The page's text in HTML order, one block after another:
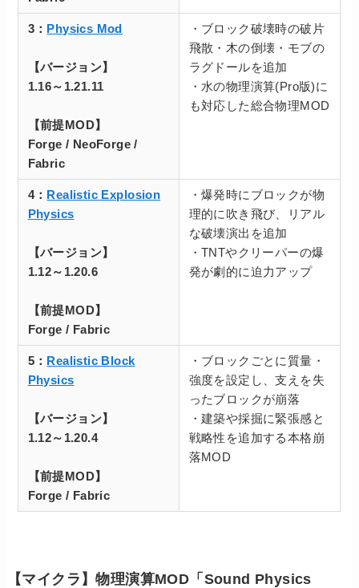
3： Physics Mod
【バージョン】
1.16～1.21.11
【前提MOD】
Forge / NeoForge /
Fabric
・ブロック破壊時の破片
飛散・木の倒壊・モブの
ラグドールを追加
・水の物理演算(Pro版)に
も対応した総合物理MOD
4： Realistic Explosion
Physics
【バージョン】
1.12～1.20.6
【前提MOD】
Forge / Fabric
・爆発時にブロックが物
理的に吹き飛び、リアル
な破壊演出を追加
・TNTやクリーパーの爆
発が劇的に迫力アップ
5： Realistic Block
Physics
【バージョン】
1.12～1.20.4
【前提MOD】
Forge / Fabric
・ブロックごとに質量・
強度を設定し、支えを失
ったブロックが崩落
・建築や採掘に緊張感と
戦略性を追加する本格崩
落MOD
【マイクラ】物理演算MOD「Sound Physics